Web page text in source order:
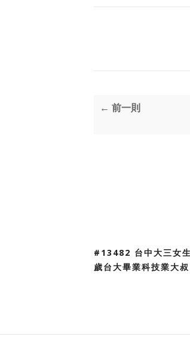
← 前一則
#13482 台中大三女
歲台大畢業科技業大叔